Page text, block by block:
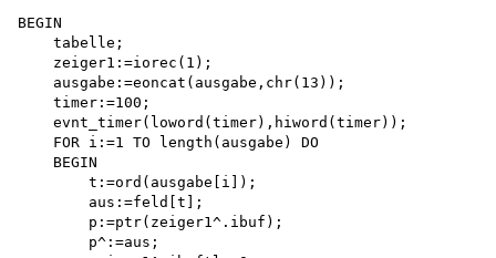
BEGIN
    tabelle;
    zeiger1:=iorec(1);
    ausgabe:=eoncat(ausgabe,chr(13));
    timer:=100;
    evnt_timer(loword(timer),hiword(timer));
    FOR i:=1 TO length(ausgabe) DO
    BEGIN
        t:=ord(ausgabe[i]);
        aus:=feld[t];
        p:=ptr(zeiger1^.ibuf);
        p^:=aus;